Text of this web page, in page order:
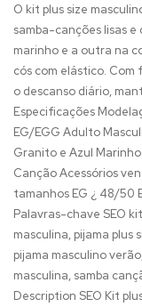
O kit plus size
samba-canções lisas
marinho e a outra na
cós com elástico.
o descanso diário,
Especificações
EG/EGG Adulto
Granito e Azul
Canção Acessórios
tamanhos EG ¿ 48/50
Palavras-chave SEO
masculina, pijama plus
pijama masculino
masculina, samba
Description SEO Kit